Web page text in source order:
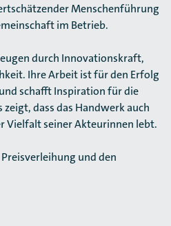
Menschenführung
im Betrieb.
durch Innovationskraft,
Ihre Arbeit ist für den Erfolg
schafft Inspiration für die
zeigt, dass das Handwerk auch
Vielfalt seiner Akteurinnen lebt.
und den